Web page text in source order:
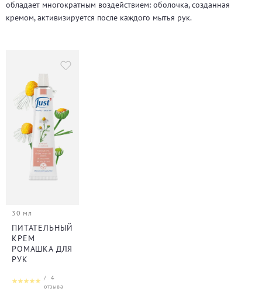
обладает многократным воздействием: оболочка, созданная
кремом, активизируется после каждого мытья рук.
30 мл
ПИТАТЕЛЬНЫЙ
КРЕМ
РОМАШКА ДЛЯ
РУК
/ 4
отзыва